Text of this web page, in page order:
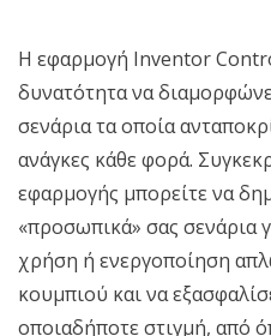
Η εφαρμογή Inventor
δυνατότητα να
σενάρια τα οποία
ανάγκες κάθε φορά.
εφαρμογής μπορείτε να
«προσωπικά» σας σενάρια
χρήση ή ενεργοποίηση
κουμπιού και να
οποιαδήποτε στιγμή, από